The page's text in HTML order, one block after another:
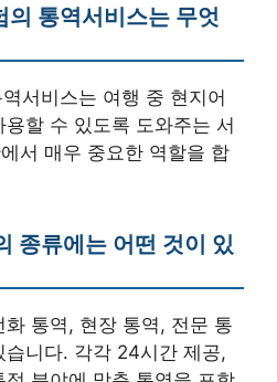
의 통역서비스는 무엇
서비스는 여행 중 현지어
할 수 있도록 도와주는 서
서 매우 중요한 역할을 합
종류에는 어떤 것이 있
통역, 현장 통역, 전문 통
니다. 각각 24시간 제공,